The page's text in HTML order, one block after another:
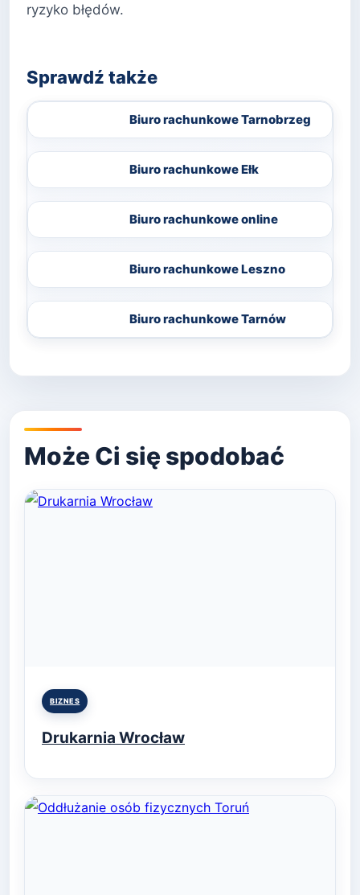
ryzyko błędów.
Sprawdź także
Biuro rachunkowe Tarnobrzeg
Biuro rachunkowe Ełk
Biuro rachunkowe online
Biuro rachunkowe Leszno
Biuro rachunkowe Tarnów
Posted
BIZNES
Drukarnia Wrocław